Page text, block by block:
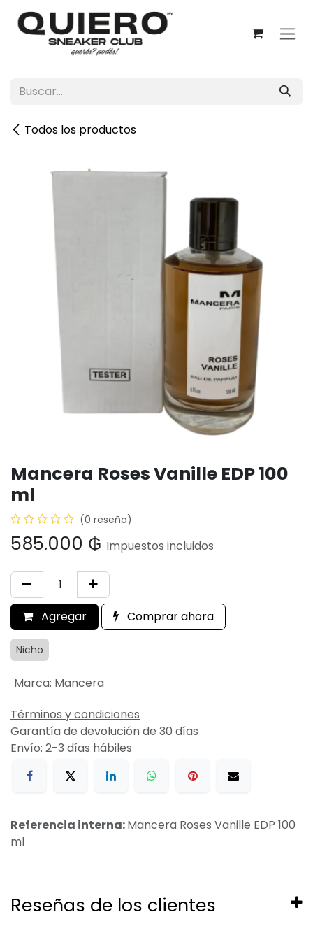
Ir al contenido
Todos los productos
Mancera Roses Vanille EDP 100
ml
(0 reseña)
585.000 ₲ Impuestos incluidos
Agregar Comprar ahora
Nicho
Marca: Mancera
Términos y condiciones
Garantía de devolución de 30 días
Envío: 2-3 días hábiles
Referencia interna:Mancera Roses Vanille EDP 100
ml
Reseñas de los clientes